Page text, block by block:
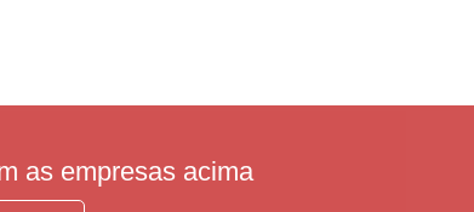
as empresas acima